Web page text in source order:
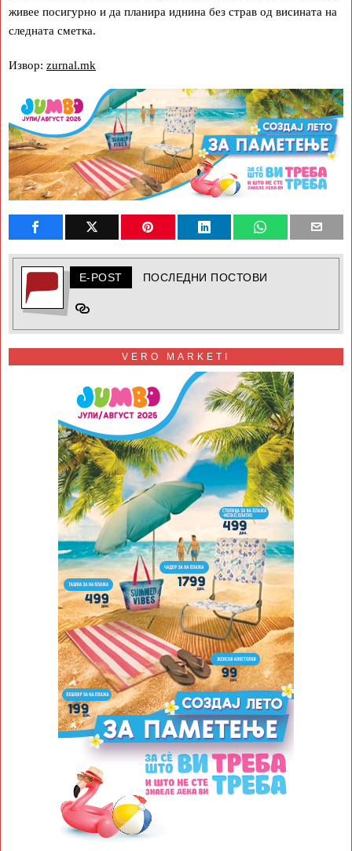
живее посигурно и да планира иднина без страв од висината на
следната сметка.
Извор: zurnal.mk
E-POST ПОСЛЕДНИ ПОСТОВИ
VERO MARKETI